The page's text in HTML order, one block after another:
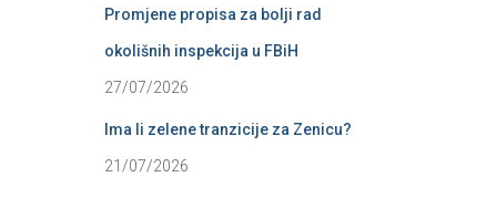
Promjene propisa za bolji rad
okolišnih inspekcija u FBiH
27/07/2026
Ima li zelene tranzicije za Zenicu?
21/07/2026